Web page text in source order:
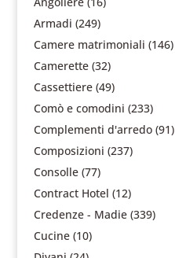
Armadi (249)
Camere matrimoniali (146)
Camerette (32)
Cassettiere (49)
Comò e comodini (233)
Complementi d'arredo (91)
Composizioni (237)
Consolle (77)
Contract Hotel (12)
Credenze - Madie (339)
Cucine (10)